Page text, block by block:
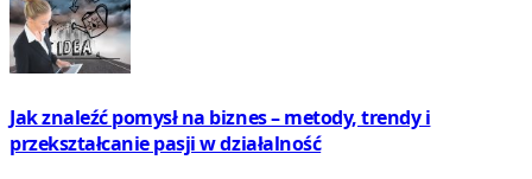
Jak znaleźć pomysł na biznes – metody, trendy i
przekształcanie pasji w działalność